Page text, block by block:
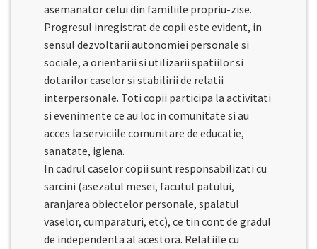
asemanator celui din familiile propriu-zise.
Progresul inregistrat de copii este evident, in
sensul dezvoltarii autonomiei personale si
sociale, a orientarii si utilizarii spatiilor si
dotarilor caselor si stabilirii de relatii
interpersonale. Toti copii participa la activitati
si evenimente ce au loc in comunitate si au
acces la serviciile comunitare de educatie,
sanatate, igiena.
In cadrul caselor copii sunt responsabilizati cu
sarcini (asezatul mesei, facutul patului,
aranjarea obiectelor personale, spalatul
vaselor, cumparaturi, etc), ce tin cont de gradul
de independenta al acestora. Relatiile cu